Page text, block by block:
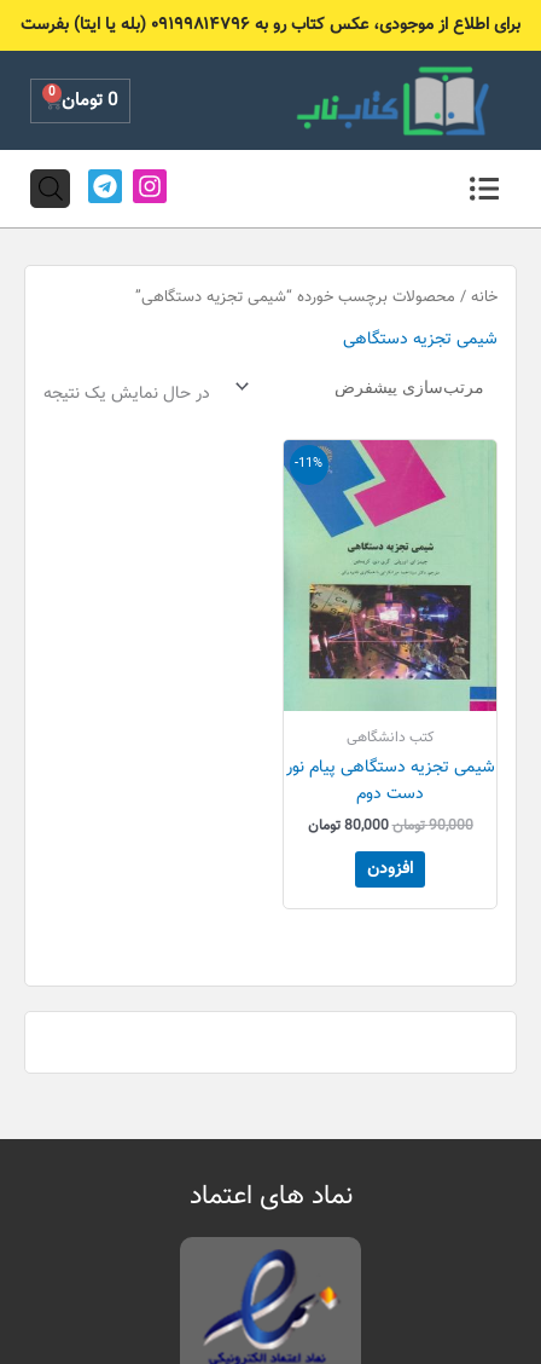
برای اطلاع از موجودی، عکس کتاب رو به ۰۹۱۹۹۸۱۴۷۹۶ (بله یا ایتا) بفرست
0تومان 0
Cart
I
n
s
a
g
T
e
l
g
خانه / محصولات برچسب خورده “شیمی تجزیه دستگاهی”
شیمی تجزیه دستگاهی
در حال نمایش یک نتیجه
-11%
کتب دانشگاهی
شیمی تجزیه دستگاهی پیام نور
دست دوم
90,000تومان
قیمت
اصلی
90,000 تومان
80,000تومان
قیمت
فعلی
است.
افزودن
نماد های اعتماد